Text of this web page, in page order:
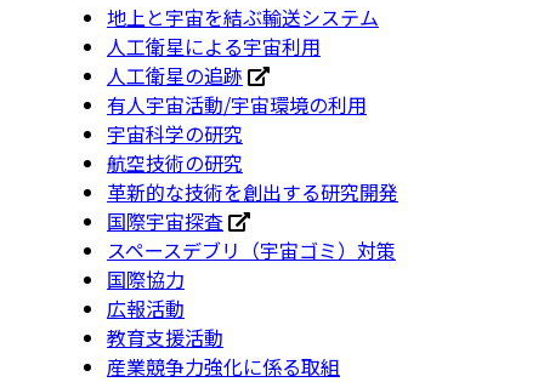
地上と宇宙を結ぶ輸送システム
人工衛星による宇宙利用
人工衛星の追跡
有人宇宙活動/宇宙環境の利用
宇宙科学の研究
航空技術の研究
革新的な技術を創出する研究開発
国際宇宙探査
スペースデブリ（宇宙ゴミ）対策
国際協力
広報活動
教育支援活動
産業競争力強化に係る取組